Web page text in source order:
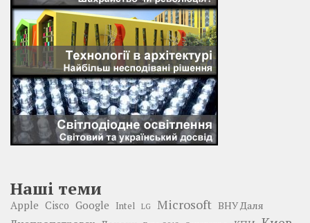
Наші теми
Apple Cisco Google Intel LG Microsoft ВНУ Даля